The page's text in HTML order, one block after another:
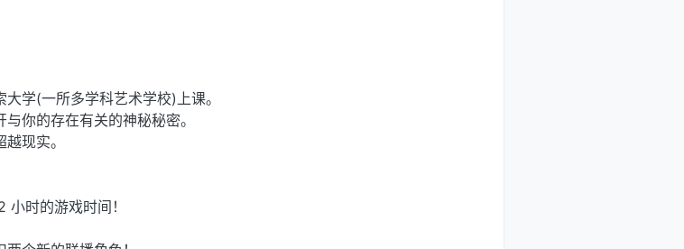
学(一所多学科艺术学校)上课。
你的存在有关的神秘秘密。
现实。
时的游戏时间！